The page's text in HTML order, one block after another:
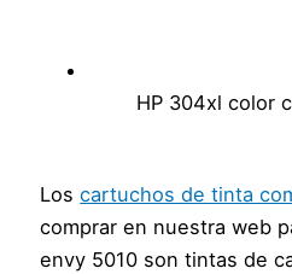
HP 304xl color
Loscartuchos de tinta
comprar en nuestra web
envy 5010 son tintas de